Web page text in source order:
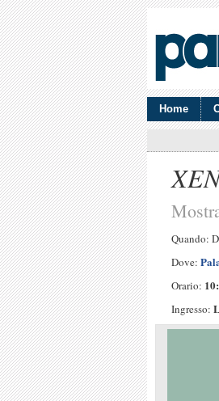
Home
Quando:
Dove:
Orario:
Ingresso: